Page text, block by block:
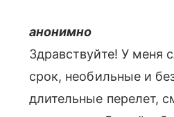
анонимно
Здравствуйте! У меня
срок, необильные и
длительные перелет,